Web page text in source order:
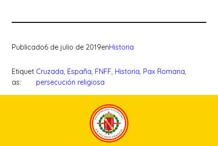
Publicado6 de julio de 2019enHistoria
Etiquet
as:
Cruzada, España, FNFF, Historia, Pax Romana
persecución religiosa